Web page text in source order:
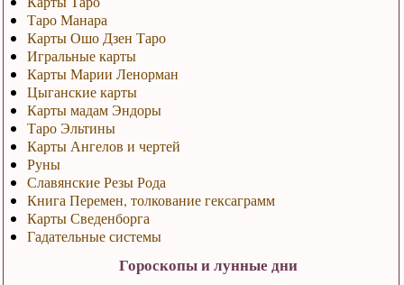
Таро Манара
Карты Ошо Дзен Таро
Игральные карты
Карты Марии Ленорман
Цыганские карты
Карты мадам Эндоры
Таро Эльтины
Карты Ангелов и чертей
Руны
Славянские Резы Рода
Книга Перемен, толкование гексаграмм
Карты Сведенборга
Гадательные системы
Гороскопы и лунные дни